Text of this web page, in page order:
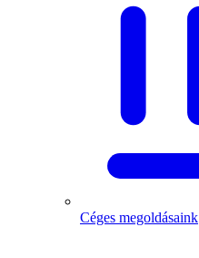
Céges megoldásaink